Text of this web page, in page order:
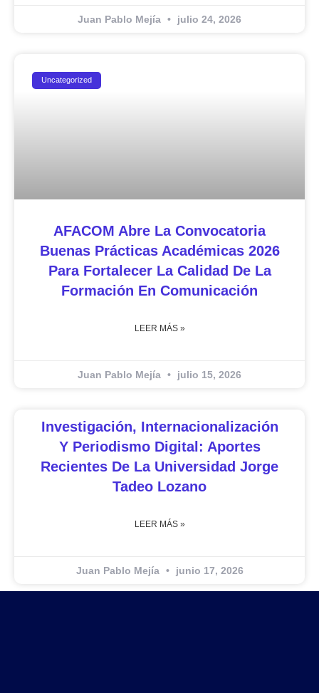
Juan Pablo Mejía julio 24, 2026
Uncategorized
AFACOM Abre La Convocatoria
Buenas Prácticas Académicas 2026
Para Fortalecer La Calidad De La
Formación En Comunicación
LEER MÁS »
Juan Pablo Mejía julio 15, 2026
Investigación, Internacionalización
Y Periodismo Digital: Aportes
Recientes De La Universidad Jorge
Tadeo Lozano
LEER MÁS »
Juan Pablo Mejía junio 17, 2026